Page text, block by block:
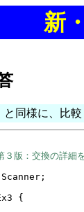
新
と同様に、比
版：交換の詳細を
{